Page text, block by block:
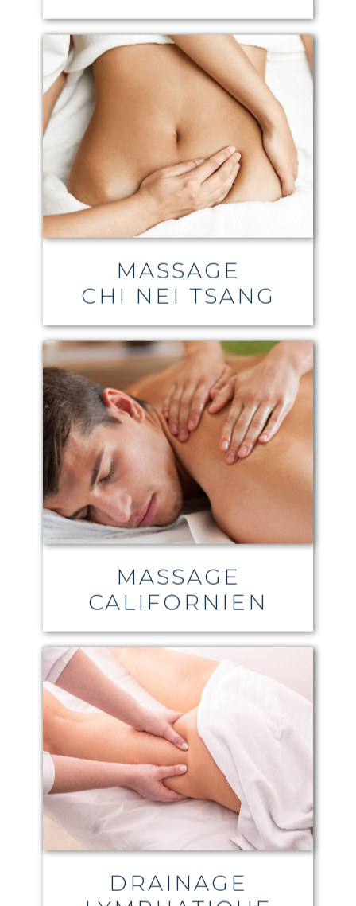
MASSAGE
CHI NEI TSANG
MASSAGE
CALIFORNIEN
DRAINAGE